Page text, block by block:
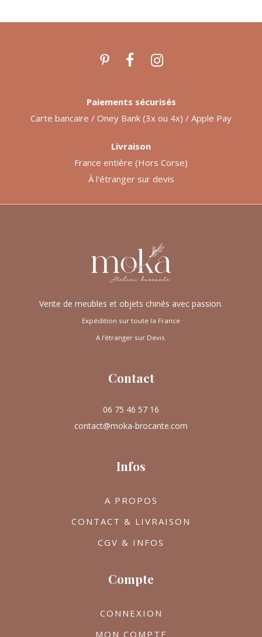
Vente de meubles et objets chinés avec passion.
Expédition sur toute la France
A l’étranger sur Devis.
Contact
06 75 46 57 16
contact@moka-brocante.com
Infos
A PROPOS
CONTACT & LIVRAISON
CGV & INFOS
Compte
CONNEXION
MON COMPTE
Paiements sécurisés
Carte bancaire / Oney Bank (3x ou 4x) / Apple Pay
Livraison
France entière (Hors Corse)
À l'étranger sur devis